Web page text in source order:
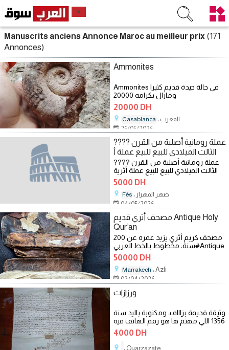
Manuscrits anciens Annonce Maroc au meilleur prix (171
Annonces)
Ammonites
Ammonites في حالة جيدة قديم كثيرا
ومازال بكرامه 20000
Jhajhajhajahsgxvxbx
20000 DH
Casablanca
، المغرب
26/06/2026
???? عملة رومانية أصلية من القرن
الثالث الميلادي للبيع للبيع عملة أ
???? عملة رومانية أصلية من القرن
الثالث الميلادي للبيع للبيع عملة أثرية
نادرة كتعود لفترة
5000 DH
Fès
، ضهر المهراز
04/05/2026
مصحف أثري قديم Antique Holy
Qur’an
مصحف كريم أثري يزيد عمره عن 200
سنة، مخطوط بالخط العربي#Antique
Holy Qur’an (200+ years old) –
Arabic
50000 DH
Marrakech ، Azli
02/04/2026
ورزازات
وثيقة قديمة بزاااف، ومكتوبة باليد سنة
1356 اللي مهتم ها هو رقم الهاتف فيه
واتساب
4000 DH
، Ouarzazate